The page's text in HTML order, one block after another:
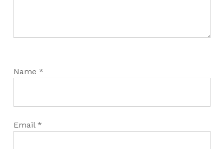
Name *
Email *